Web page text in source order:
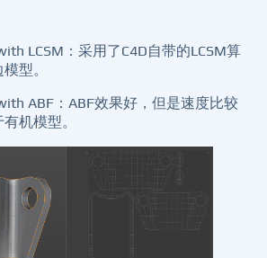
LCSM：采用了C4D自带的LCSM算
型。
ABF：ABF效果好，但是速度比较
机模型。